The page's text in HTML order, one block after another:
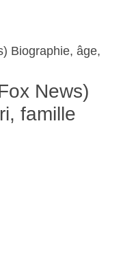
Biographie, âge,
News)
famille